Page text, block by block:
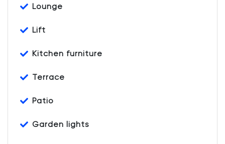
Lounge
Lift
Kitchen furniture
Terrace
Patio
Garden lights